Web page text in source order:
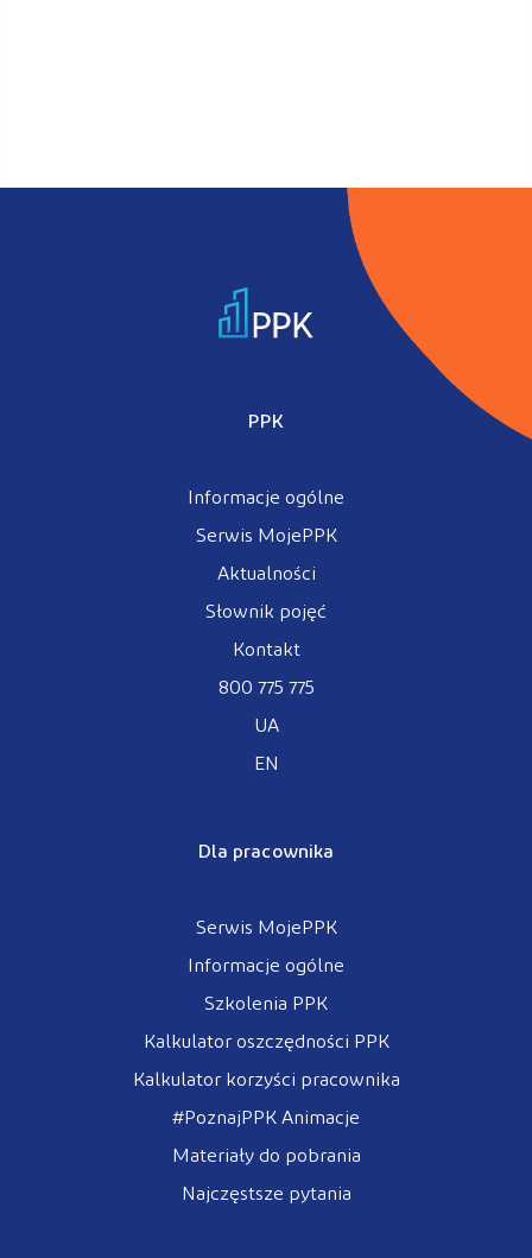
PPK
Informacje ogólne
Serwis MojePPK
Aktualności
Słownik pojęć
Kontakt
800 775 775
UA
EN
Dla pracownika
Serwis MojePPK
Informacje ogólne
Szkolenia PPK
Kalkulator oszczędności PPK
Kalkulator korzyści pracownika
#PoznajPPK Animacje
Materiały do pobrania
Najczęstsze pytania